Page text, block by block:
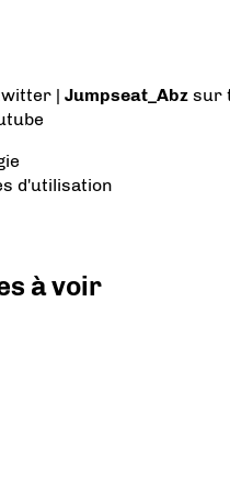
| Jumpseat_Abz sur
d'utilisation
à voir